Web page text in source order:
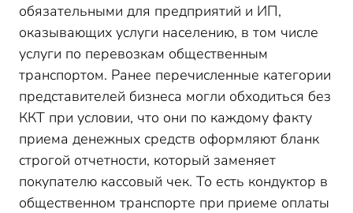
обязательными для предприятий и ИП,
оказывающих услуги населению, в том числе
услуги по перевозкам общественным
транспортом. Ранее перечисленные категории
представителей бизнеса могли обходиться без
ККТ при условии, что они по каждому факту
приема денежных средств оформляют бланк
строгой отчетности, который заменяет
покупателю кассовый чек. То есть кондуктор в
общественном транспорте при приеме оплаты